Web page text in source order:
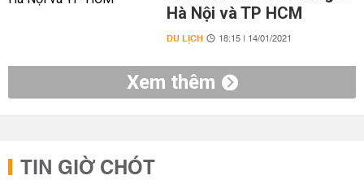
Hà Nội và TP HCM
DU LỊCH 18:15 | 14/01/2021
Xem thêm
TIN GIỜ CHÓT